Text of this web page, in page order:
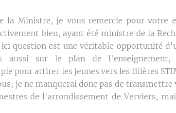
la Ministre, je vous remercie pour votre
bien, ayant été ministre de la
question est une véritable opportunité
aussi sur le plan de l'enseignement,
pour attirer les jeunes vers les filières
je ne manquerai donc pas de transmettre
de l'arrondissement de Verviers,